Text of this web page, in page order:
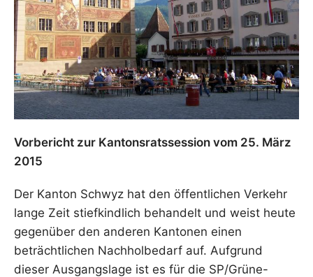
Vorbericht zur Kantonsratssession vom 25. März
2015
Der Kanton Schwyz hat den öffentlichen Verkehr
lange Zeit stiefkindlich behandelt und weist heute
gegenüber den anderen Kantonen einen
beträchtlichen Nachholbedarf auf. Aufgrund
dieser Ausgangslage ist es für die SP/Grüne-